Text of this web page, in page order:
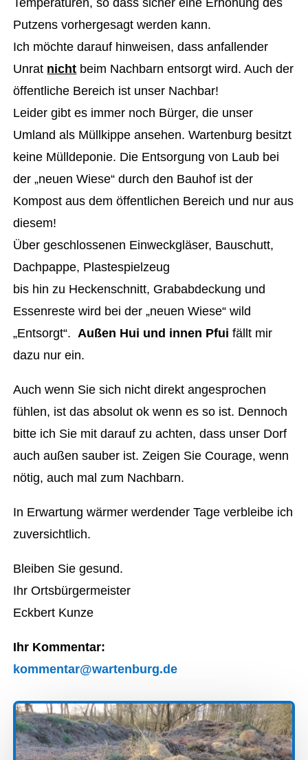
Temperaturen, so dass sicher eine Erhöhung des
Putzens vorhergesagt werden kann.
Ich möchte darauf hinweisen, dass anfallender
Unrat nicht beim Nachbarn entsorgt wird. Auch der
öffentliche Bereich ist unser Nachbar!
Leider gibt es immer noch Bürger, die unser
Umland als Müllkippe ansehen. Wartenburg besitzt
keine Mülldeponie. Die Entsorgung von Laub bei
der „neuen Wiese“ durch den Bauhof ist der
Kompost aus dem öffentlichen Bereich und nur aus
diesem!
Über geschlossenen Einweckgläser, Bauschutt,
Dachpappe, Plastespielzeug
bis hin zu Heckenschnitt, Grababdeckung und
Essenreste wird bei der „neuen Wiese“ wild
„Entsorgt“.Außen Hui und innen Pfui fällt mir
dazu nur ein.
Auch wenn Sie sich nicht direkt angesprochen
fühlen, ist das absolut ok wenn es so ist. Dennoch
bitte ich Sie mit darauf zu achten, dass unser Dorf
auch außen sauber ist. Zeigen Sie Courage, wenn
nötig, auch mal zum Nachbarn.
In Erwartung wärmer werdender Tage verbleibe ich
zuversichtlich.
Bleiben Sie gesund.
Ihr Ortsbürgermeister
Eckbert Kunze
Ihr Kommentar:
kommentar@wartenburg.de